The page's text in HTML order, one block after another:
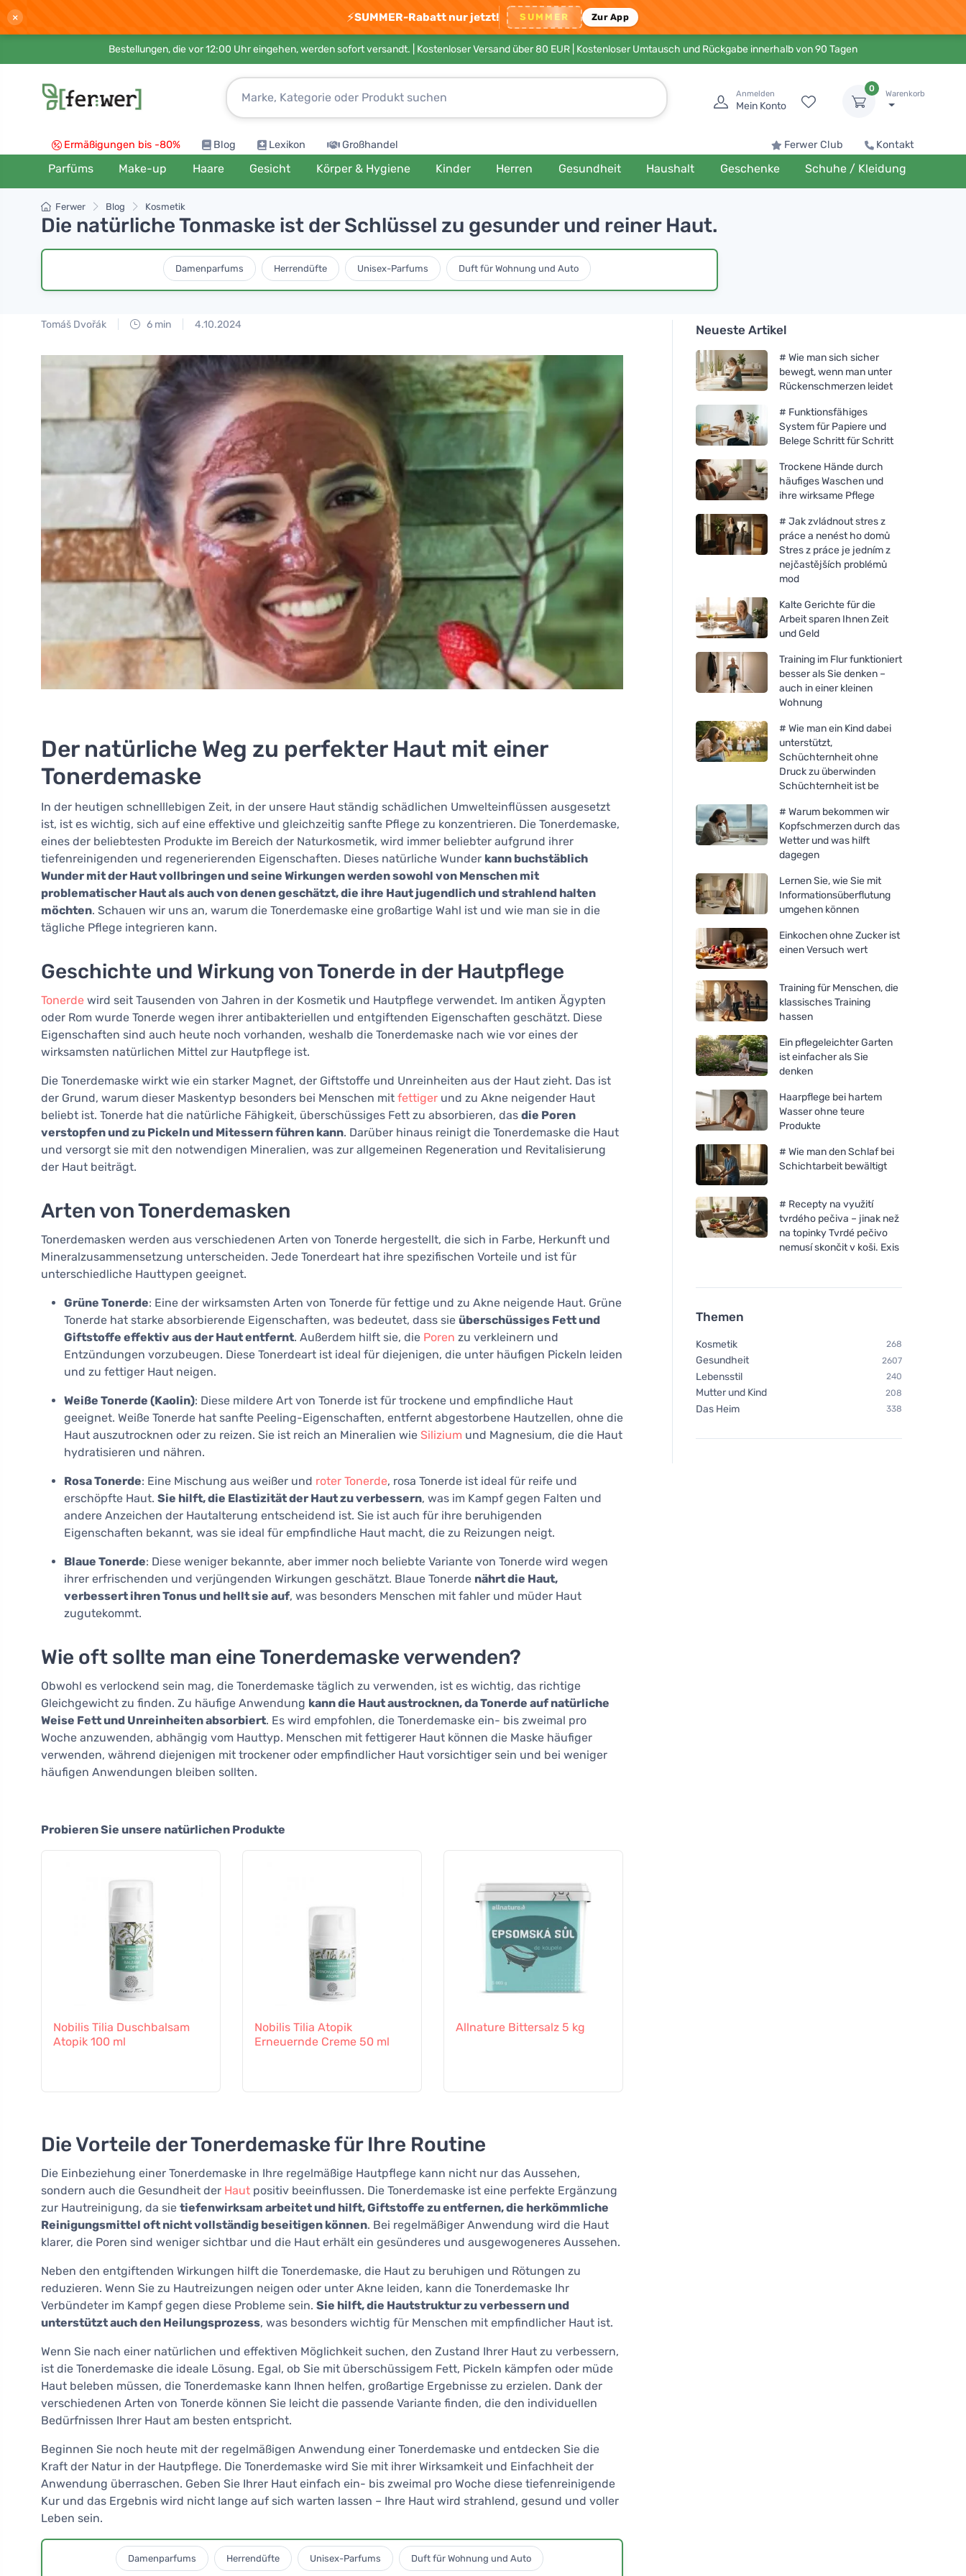
× ⚡SUMMER-Rabatt nur jetzt! SUMMER Zur App
Bestellungen, die vor 12:00 Uhr eingehen, werden sofort versandt. | Kostenloser Versand über 80 EUR | Kostenloser Umtausch und Rückgabe innerhalb von 90 Tagen
Anmelden
Mein Konto
0
Warenkorb
Ermäßigungen bis -80% Blog Lexikon Großhandel Ferwer Club Kontakt
Parfüms Make-up Haare Gesicht Körper & Hygiene Kinder Herren Gesundheit Haushalt Geschenke Schuhe / Kleidung
Ferwer Blog Kosmetik
Die natürliche Tonmaske ist der Schlüssel zu gesunder und reiner Haut.
Damenparfums Herrendüfte Unisex-Parfums Duft für Wohnung und Auto
Tomáš Dvořák 6 min 4.10.2024
Der natürliche Weg zu perfekter Haut mit einer
Tonerdemaske
In der heutigen schnelllebigen Zeit, in der unsere Haut ständig schädlichen Umwelteinflüssen ausgesetzt
ist, ist es wichtig, sich auf eine effektive und gleichzeitig sanfte Pflege zu konzentrieren. Die Tonerdemaske,
eines der beliebtesten Produkte im Bereich der Naturkosmetik, wird immer beliebter aufgrund ihrer
tiefenreinigenden und regenerierenden Eigenschaften. Dieses natürliche Wunder kann buchstäblich
Wunder mit der Haut vollbringen und seine Wirkungen werden sowohl von Menschen mit
problematischer Haut als auch von denen geschätzt, die ihre Haut jugendlich und strahlend halten
möchten. Schauen wir uns an, warum die Tonerdemaske eine großartige Wahl ist und wie man sie in die
tägliche Pflege integrieren kann.
Geschichte und Wirkung von Tonerde in der Hautpflege
Tonerde wird seit Tausenden von Jahren in der Kosmetik und Hautpflege verwendet. Im antiken Ägypten
oder Rom wurde Tonerde wegen ihrer antibakteriellen und entgiftenden Eigenschaften geschätzt. Diese
Eigenschaften sind auch heute noch vorhanden, weshalb die Tonerdemaske nach wie vor eines der
wirksamsten natürlichen Mittel zur Hautpflege ist.
Die Tonerdemaske wirkt wie ein starker Magnet, der Giftstoffe und Unreinheiten aus der Haut zieht. Das ist
der Grund, warum dieser Maskentyp besonders bei Menschen mit fettiger und zu Akne neigender Haut
beliebt ist. Tonerde hat die natürliche Fähigkeit, überschüssiges Fett zu absorbieren, das die Poren
verstopfen und zu Pickeln und Mitessern führen kann. Darüber hinaus reinigt die Tonerdemaske die Haut
und versorgt sie mit den notwendigen Mineralien, was zur allgemeinen Regeneration und Revitalisierung
der Haut beiträgt.
Arten von Tonerdemasken
Tonerdemasken werden aus verschiedenen Arten von Tonerde hergestellt, die sich in Farbe, Herkunft und
Mineralzusammensetzung unterscheiden. Jede Tonerdeart hat ihre spezifischen Vorteile und ist für
unterschiedliche Hauttypen geeignet.
Grüne Tonerde: Eine der wirksamsten Arten von Tonerde für fettige und zu Akne neigende Haut. Grüne
Tonerde hat starke absorbierende Eigenschaften, was bedeutet, dass sie überschüssiges Fett und
Giftstoffe effektiv aus der Haut entfernt. Außerdem hilft sie, die Poren zu verkleinern und
Entzündungen vorzubeugen. Diese Tonerdeart ist ideal für diejenigen, die unter häufigen Pickeln leiden
und zu fettiger Haut neigen.
Weiße Tonerde (Kaolin): Diese mildere Art von Tonerde ist für trockene und empfindliche Haut
geeignet. Weiße Tonerde hat sanfte Peeling-Eigenschaften, entfernt abgestorbene Hautzellen, ohne die
Haut auszutrocknen oder zu reizen. Sie ist reich an Mineralien wie Silizium und Magnesium, die die Haut
hydratisieren und nähren.
Rosa Tonerde: Eine Mischung aus weißer und roter Tonerde, rosa Tonerde ist ideal für reife und
erschöpfte Haut. Sie hilft, die Elastizität der Haut zu verbessern, was im Kampf gegen Falten und
andere Anzeichen der Hautalterung entscheidend ist. Sie ist auch für ihre beruhigenden
Eigenschaften bekannt, was sie ideal für empfindliche Haut macht, die zu Reizungen neigt.
Blaue Tonerde: Diese weniger bekannte, aber immer noch beliebte Variante von Tonerde wird wegen
ihrer erfrischenden und verjüngenden Wirkungen geschätzt. Blaue Tonerde nährt die Haut,
verbessert ihren Tonus und hellt sie auf, was besonders Menschen mit fahler und müder Haut
zugutekommt.
Wie oft sollte man eine Tonerdemaske verwenden?
Obwohl es verlockend sein mag, die Tonerdemaske täglich zu verwenden, ist es wichtig, das richtige
Gleichgewicht zu finden. Zu häufige Anwendung kann die Haut austrocknen, da Tonerde auf natürliche
Weise Fett und Unreinheiten absorbiert. Es wird empfohlen, die Tonerdemaske ein- bis zweimal pro
Woche anzuwenden, abhängig vom Hauttyp. Menschen mit fettigerer Haut können die Maske häufiger
verwenden, während diejenigen mit trockener oder empfindlicher Haut vorsichtiger sein und bei weniger
häufigen Anwendungen bleiben sollten.
Probieren Sie unsere natürlichen Produkte
Nobilis Tilia Duschbalsam
Atopik 100 ml
Nobilis Tilia Atopik
Erneuernde Creme 50 ml
Allnature Bittersalz 5 kg
Die Vorteile der Tonerdemaske für Ihre Routine
Die Einbeziehung einer Tonerdemaske in Ihre regelmäßige Hautpflege kann nicht nur das Aussehen,
sondern auch die Gesundheit der Haut positiv beeinflussen. Die Tonerdemaske ist eine perfekte Ergänzung
zur Hautreinigung, da sie tiefenwirksam arbeitet und hilft, Giftstoffe zu entfernen, die herkömmliche
Reinigungsmittel oft nicht vollständig beseitigen können. Bei regelmäßiger Anwendung wird die Haut
klarer, die Poren sind weniger sichtbar und die Haut erhält ein gesünderes und ausgewogeneres Aussehen.
Neben den entgiftenden Wirkungen hilft die Tonerdemaske, die Haut zu beruhigen und Rötungen zu
reduzieren. Wenn Sie zu Hautreizungen neigen oder unter Akne leiden, kann die Tonerdemaske Ihr
Verbündeter im Kampf gegen diese Probleme sein. Sie hilft, die Hautstruktur zu verbessern und
unterstützt auch den Heilungsprozess, was besonders wichtig für Menschen mit empfindlicher Haut ist.
Wenn Sie nach einer natürlichen und effektiven Möglichkeit suchen, den Zustand Ihrer Haut zu verbessern,
ist die Tonerdemaske die ideale Lösung. Egal, ob Sie mit überschüssigem Fett, Pickeln kämpfen oder müde
Haut beleben müssen, die Tonerdemaske kann Ihnen helfen, großartige Ergebnisse zu erzielen. Dank der
verschiedenen Arten von Tonerde können Sie leicht die passende Variante finden, die den individuellen
Bedürfnissen Ihrer Haut am besten entspricht.
Beginnen Sie noch heute mit der regelmäßigen Anwendung einer Tonerdemaske und entdecken Sie die
Kraft der Natur in der Hautpflege. Die Tonerdemaske wird Sie mit ihrer Wirksamkeit und Einfachheit der
Anwendung überraschen. Geben Sie Ihrer Haut einfach ein- bis zweimal pro Woche diese tiefenreinigende
Kur und das Ergebnis wird nicht lange auf sich warten lassen – Ihre Haut wird strahlend, gesund und voller
Leben sein.
Damenparfums Herrendüfte Unisex-Parfums Duft für Wohnung und Auto
Neueste Artikel
# Wie man sich sicher
bewegt, wenn man unter
Rückenschmerzen leidet
# Funktionsfähiges
System für Papiere und
Belege Schritt für Schritt
Trockene Hände durch
häufiges Waschen und
ihre wirksame Pflege
# Jak zvládnout stres z
práce a nenést ho domů
Stres z práce je jedním z
nejčastějších problémů
mod
Kalte Gerichte für die
Arbeit sparen Ihnen Zeit
und Geld
Training im Flur funktioniert
besser als Sie denken –
auch in einer kleinen
Wohnung
# Wie man ein Kind dabei
unterstützt,
Schüchternheit ohne
Druck zu überwinden
Schüchternheit ist be
# Warum bekommen wir
Kopfschmerzen durch das
Wetter und was hilft
dagegen
Lernen Sie, wie Sie mit
Informationsüberflutung
umgehen können
Einkochen ohne Zucker ist
einen Versuch wert
Training für Menschen, die
klassisches Training
hassen
Ein pflegeleichter Garten
ist einfacher als Sie
denken
Haarpflege bei hartem
Wasser ohne teure
Produkte
# Wie man den Schlaf bei
Schichtarbeit bewältigt
# Recepty na využití
tvrdého pečiva – jinak než
na topinky Tvrdé pečivo
nemusí skončit v koši. Exis
Themen
Kosmetik 268
Gesundheit 2607
Lebensstil 240
Mutter und Kind 208
Das Heim 338